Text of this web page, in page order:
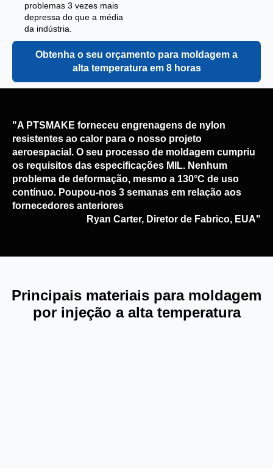
problemas 3 vezes mais
depressa do que a média
da indústria.
Obtenha o seu orçamento para moldagem a
alta temperatura em 8 horas
"A PTSMAKE forneceu engrenagens de nylon
resistentes ao calor para o nosso projeto
aeroespacial. O seu processo de moldagem cumpriu
os requisitos das especificações MIL. Nenhum
problema de deformação, mesmo a 130°C de uso
contínuo. Poupou-nos 3 semanas em relação aos
fornecedores anteriores
Ryan Carter, Diretor de Fabrico, EUA"
Principais materiais para moldagem
por injeção a alta temperatura